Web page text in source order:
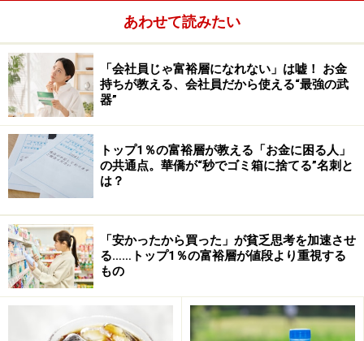
また、お米や日用品などの生活密着型の返礼品に注目し
てみましょう。物価高の今、毎日必ず使うものを返礼品
に選ぶと、家計の助けにもなります。
「ポイント還元」が終了した場合は、どう
すればいい？
あわせて読みたい
「会社員じゃ富裕層になれない」は嘘！ お金
持ちが教える、会社員だから使える“最強の武
器”
トップ1％の富裕層が教える「お金に困る人」
の共通点。華僑が“秒でゴミ箱に捨てる”名刺と
は？
「安かったから買った」が貧乏思考を加速させ
る……トップ1％の富裕層が値段より重視する
もの